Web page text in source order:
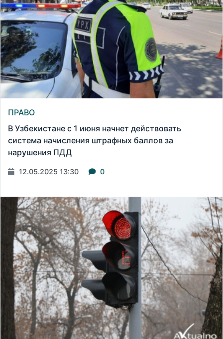
ПРАВО
В Узбекистане с 1 июня начнет действовать
система начисления штрафных баллов за
нарушения ПДД
12.05.2025 13:30 0